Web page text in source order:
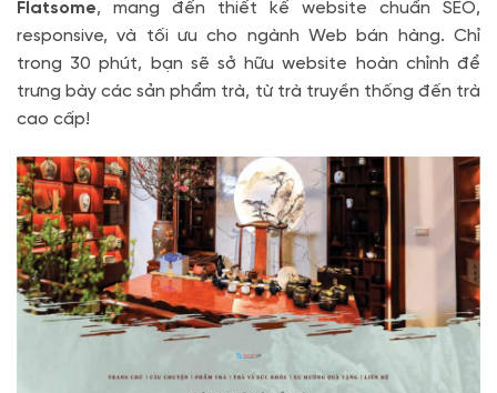
Flatsome, mang đến thiết kế website chuẩn SEO,
responsive, và tối ưu cho ngành Web bán hàng. Chỉ
trong 30 phút, bạn sẽ sở hữu website hoàn chỉnh để
trưng bày các sản phẩm trà, từ trà truyền thống đến trà
cao cấp!